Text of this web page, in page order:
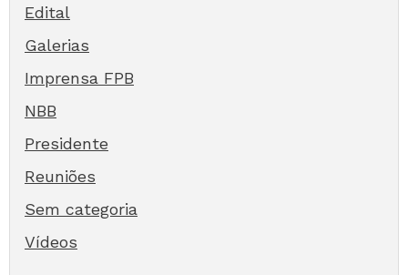
Edital
Galerias
Imprensa FPB
NBB
Presidente
Reuniões
Sem categoria
Vídeos